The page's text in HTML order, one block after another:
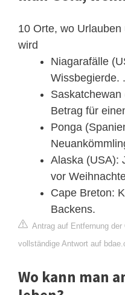
10 Orte, wo
wird
Niagarafälle
Wissbegierde.
Betrag für
Ponga
Alaska (USA):
vor
Cape Breton:
Backens.
Antrag auf Entfernung der
vollständige Antwort auf
Wo kann man